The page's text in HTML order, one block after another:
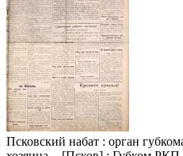
Псковский набат : орган